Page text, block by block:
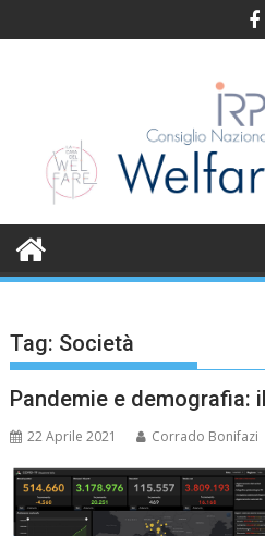
to
Tag: Società
Pandemie e demografia:
22 Aprile 2021 Corrado Bonifazi